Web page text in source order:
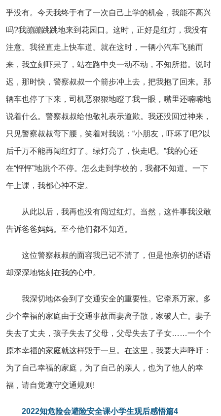
乎没有。今天我终于有了一次自己上学的机会，我能不高兴
吗?我蹦蹦跳跳地来到花园口。这时，正好是红灯，我没有
注意。我径直走上快车道。就在这时，一辆小汽车飞驰而
来，我立刻吓呆了，站在路中央一动不动，不知所措。说时
迟，那时快，警察叔叔一个箭步冲上去，把我抱了回来。那
辆车也停了下来，司机恶狠狠地瞪了我一眼，嘴里还喃喃地
说着什么。警察叔叔给他敬礼表示道歉。我还没回过神来，
只见警察叔叔弯下腰，笑着对我说：“小朋友，吓坏了吧?以
后千万不能再闯红灯了。绿灯亮了，快走吧。”我的心还
在“怦怦”地跳个不停。怎么走到学校的，我都不知道。一下
午上课，我都心神不定。
从此以后，我再也没有闯过红灯。当然，这件事我没敢
告诉爸爸妈妈。至今他们都不知道。
这位警察叔叔的面容我已记不清了，但是他亲切的话语
却深深地铭刻在我的心中。
我深切地体会到了交通安全的重要性。它牵系万家。多
少个幸福的家庭由于交通事故而妻离子散，家破人亡。妻子
失去了丈夫，孩子失去了父母，父母失去了子女……一个个
原本幸福的家庭就这样毁于一旦。在这里，我要大声呼吁：
为了自己幸福的家庭，为了自己的亲人，也为了他人的幸
福，请自觉遵守交通规则!
2022知危险会避险安全课小学生观后感悟篇4